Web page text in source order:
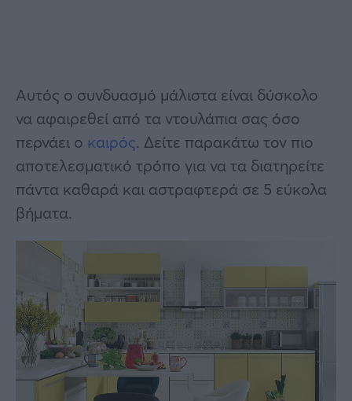
Αυτός ο συνδυασμό μάλιστα είναι δύσκολο
να αφαιρεθεί από τα ντουλάπια σας όσο
περνάει ο καιρός. Δείτε παρακάτω τον πιο
αποτελεσματικό τρόπο για να τα διατηρείτε
πάντα καθαρά και αστραφτερά σε 5 εύκολα
βήματα.